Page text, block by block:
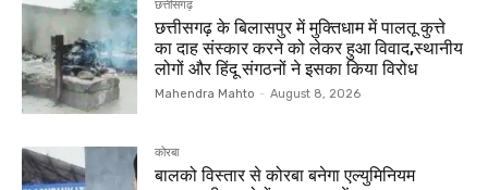
छत्तीसगढ़
छत्तीसगढ़ के बिलासपुर में मुक्तिधाम में पालतू कुत्ते
का दाह संस्कार करने को लेकर हुआ विवाद,स्थानीय
लोगों और हिंदू संगठनों ने इसका किया विरोध
Mahendra Mahto - August 8, 2026
कोरबा
बालको विस्तार से कोरबा बनेगा एल्युमिनियम